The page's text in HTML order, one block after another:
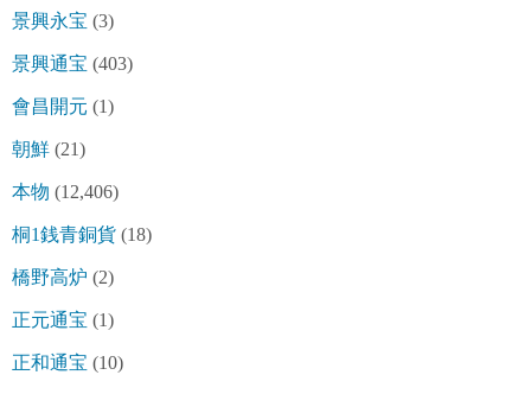
景興永宝 (3)
景興通宝 (403)
會昌開元 (1)
朝鮮 (21)
本物 (12,406)
桐1銭青銅貨 (18)
橋野高炉 (2)
正元通宝 (1)
正和通宝 (10)